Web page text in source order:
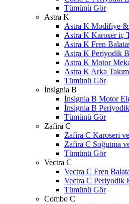
Tümünü Gör
Astra K
Astra K Modifiye
Astra K Karoser iç
Astra K Fren
Astra K Periyodik
Astra K Motor
Astra K Arka
Tümünü Gör
İnsignia B
İnsignia B Motor
İnsignia B
Tümünü Gör
Zafira C
Zafira C Karoseri
Zafira C Soğutma
Tümünü Gör
Vectra C
Vectra C Fren
Vectra C Periyodik
Tümünü Gör
Combo C